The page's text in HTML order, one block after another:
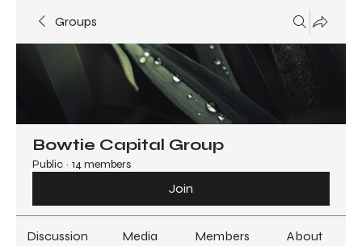
Groups
Bowtie Capital Group
Public · 14 members
Join
Discussion Media Members About